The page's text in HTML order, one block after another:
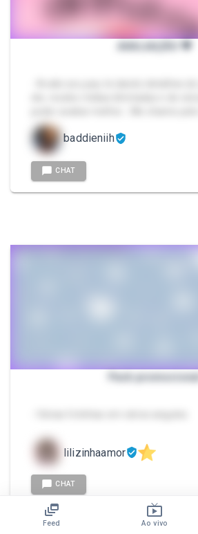
Feed Ao vivo
AVALIAÇÃO 💗
baddieniih
CHAT
Pack promocional
lilizinhaamor
CHAT